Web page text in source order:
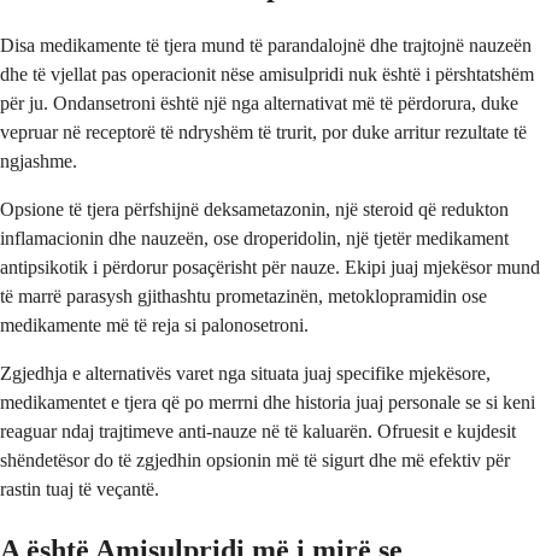
Disa medikamente të tjera mund të parandalojnë dhe trajtojnë nauzeën
dhe të vjellat pas operacionit nëse amisulpridi nuk është i përshtatshëm
për ju. Ondansetroni është një nga alternativat më të përdorura, duke
vepruar në receptorë të ndryshëm të trurit, por duke arritur rezultate të
ngjashme.
Opsione të tjera përfshijnë deksametazonin, një steroid që redukton
inflamacionin dhe nauzeën, ose droperidolin, një tjetër medikament
antipsikotik i përdorur posaçërisht për nauze. Ekipi juaj mjekësor mund
të marrë parasysh gjithashtu prometazinën, metoklopramidin ose
medikamente më të reja si palonosetroni.
Zgjedhja e alternativës varet nga situata juaj specifike mjekësore,
medikamentet e tjera që po merrni dhe historia juaj personale se si keni
reaguar ndaj trajtimeve anti-nauze në të kaluarën. Ofruesit e kujdesit
shëndetësor do të zgjedhin opsionin më të sigurt dhe më efektiv për
rastin tuaj të veçantë.